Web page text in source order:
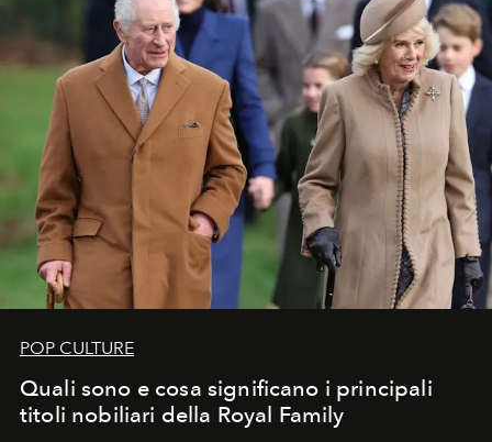
POP CULTURE
Quali sono e cosa significano i principali
titoli nobiliari della Royal Family